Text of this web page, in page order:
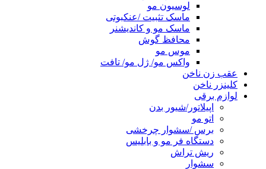
لوسیون مو
ماسک تثبیت /عنکبوتی
ماسک مو و کاندیشنر
محافظ گوش
موس مو
واکس مو/ ژل مو/ تافت
عقب زن ناخن
کلینزر ناخن
لوازم برقی
اپیلاتور/شیور بدن
اتو مو
برس /سشوار چرخشی
دستگاه فر مو و بابلیس
ریش تراش
سشوار